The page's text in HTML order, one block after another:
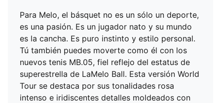
Para Melo, el básquet no es un sólo un deporte,
es una pasión. Es un jugador nato y su mundo
es la cancha. Es puro instinto y estilo personal.
Tú también puedes moverte como él con los
nuevos tenis MB.05, fiel reflejo del estatus de
superestrella de LaMelo Ball. Esta versión World
Tour se destaca por sus tonalidades rosa
intenso e iridiscentes detalles moldeados con